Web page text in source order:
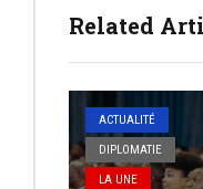
Related
ACTUALITÉ
DIPLOMATIE
LA UNE